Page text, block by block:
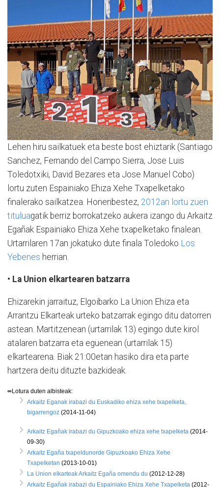
Lehen hiru sailkatuek eta beste bost ehiztarik (Santiago
Sanchez, Fernando del Campo Sierra, Jose Luis
Toledotxiki, David Bezares eta Jose Manuel Cobo)
lortu zuten Espainiako Ehiza Xehe Txapelketako
finalerako sailkatzea. Honenbestez, 2012an lortu zuen
tituluagatik berriz borrokatzeko aukera izango du Arkaitz
Egañak Espainiako Ehiza Xehe txapelketako finalean.
Urtarrilaren 17an jokatuko dute finala Toledoko Los
Yebenes herrian.
• La Union elkartearen batzarra
Ehizarekin jarraituz, Elgoibarko La Union Ehiza eta
Arrantzu Elkarteak urteko batzarrak egingo ditu datorren
astean. Martitzenean (urtarrilak 13) egingo dute kirol
atalaren batzarra eta eguenean (urtarrilak 15)
elkartearena. Biak 21:00etan hasiko dira eta parte
hartzera deitu dituzte bazkideak.
∞Lotura duten albisteak:
Arkaitz Eganak irabazi du Euskadiko ehiza xehe txapelketa,
bigarrengoz (2014-11-04)
Arkaitz Egañak irabazi du Gipuzkoako ehiza xehe txapelketa (2014-
09-30)
Arkaitz Egaña txapeldunorde Gipuzkoako Ehiza Xehe
Txapelketan (2013-10-01)
La Union elkarteak Arkaitz Egaña omendu du (2012-12-28)
Arkaitz Egañak irabazi du Espainiako Ehiza Xehe Txapelketa (2012-